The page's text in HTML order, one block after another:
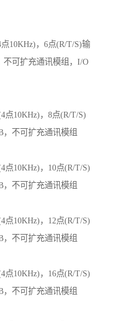
10KHz)，6点(R/T/S)输
不可扩充通讯模组，I/O
点10KHz)，8点(R/T/S)
，不可扩充通讯模组
点10KHz)，10点(R/T/S)
，不可扩充通讯模组
点10KHz)，12点(R/T/S)
，不可扩充通讯模组
点10KHz)，16点(R/T/S)
，不可扩充通讯模组